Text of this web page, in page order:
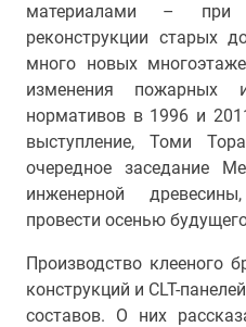
материалами – при
реконструкции старых
много новых
изменения пожарных
нормативов в 1996 и
выступление, Томи
очередное заседание
инженерной
провести осенью
Производство клееного
конструкций и CLT-
составов. О них